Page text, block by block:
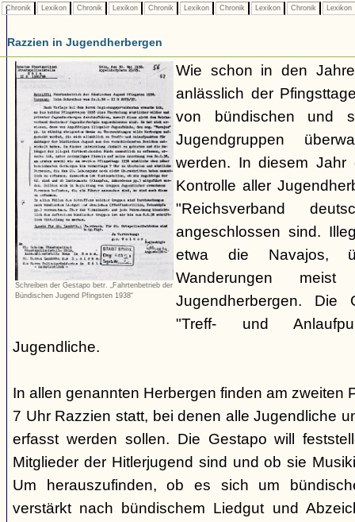
Chronik Lexikon Chronik Lexikon Chronik Lexikon Chronik Lexikon Chronik Lexikon
Razzien in Jugendherbergen
Schreiben der Gestapo betr. „Fahrtenbetrieb der
Bündischen Jugend Pfingsten 1938“
Wie schon in den
anlässlich der
von bündischen und
Jugendgruppen
werden. In diesem Jahr
Kontrolle aller
"Reichsverband
angeschlossen sind.
etwa die Navajos,
Wanderungen
Jugendherbergen.
"Treff- und
Jugendliche.
In allen genannten Herbergen finden am zweiten
7 Uhr Razzien statt, bei denen alle Jugendliche
erfasst werden sollen. Die Gestapo will
Mitglieder der Hitlerjugend sind und ob sie
Um herauszufinden, ob es sich um
verstärkt nach bündischem Liedgut und